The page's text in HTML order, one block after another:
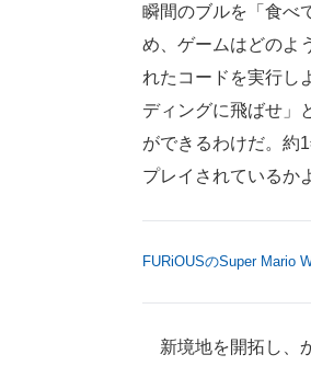
瞬間のブルを「食べ
め、ゲームはどのよ
れたコードを実行し
ディングに飛ばせ」
ができるわけだ。約
プレイされているか
FURiOUSのSuper Mario
新境地を開拓し、